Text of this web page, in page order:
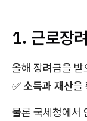
1. 근로장
올해 장려금을 받
✅소득과 재산을
물론 국세청에서